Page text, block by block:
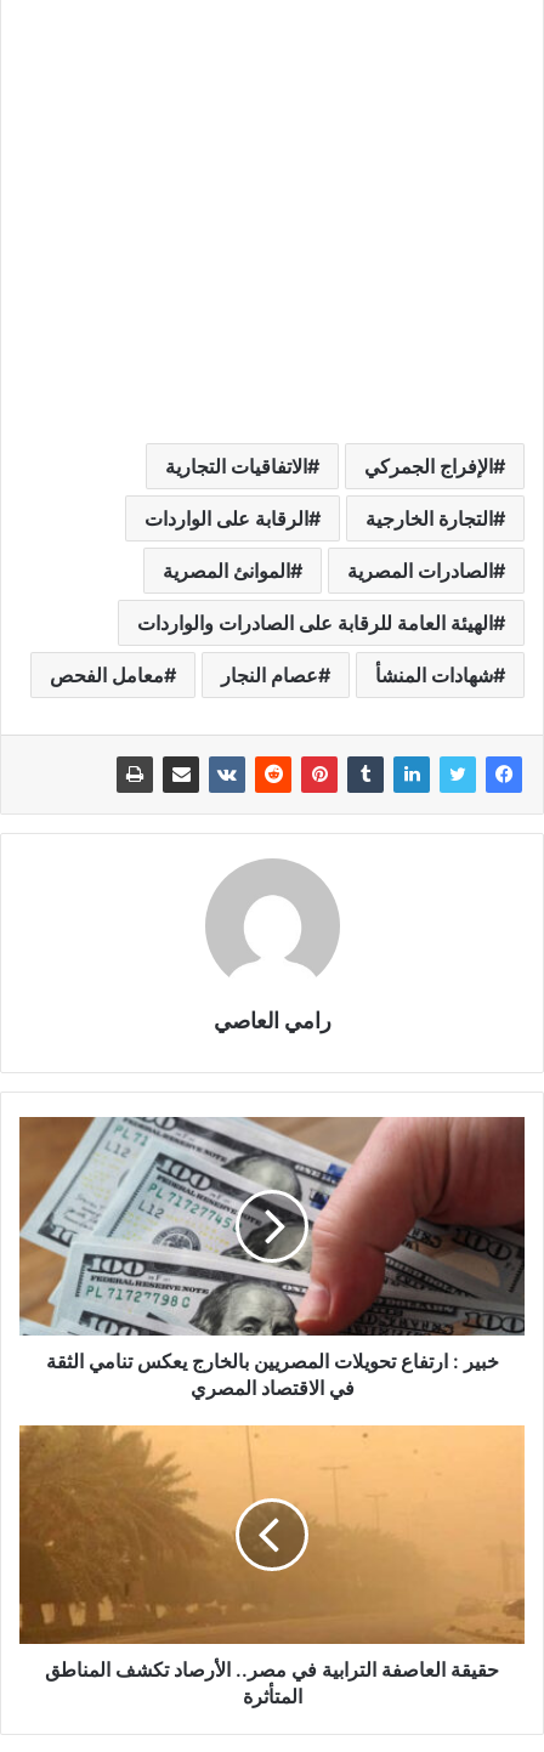
الإفراج الجمركي الاتفاقيات التجارية
التجارة الخارجية الرقابة على الواردات
الصادرات المصرية الموانئ المصرية
الهيئة العامة للرقابة على الصادرات والواردات
شهادات المنشأ عصام النجار معامل الفحص
رامي العاصي
خبير : ارتفاع تحويلات المصريين بالخارج يعكس تنامي الثقة
في الاقتصاد المصري
حقيقة العاصفة الترابية في مصر.. الأرصاد تكشف المناطق
المتأثرة